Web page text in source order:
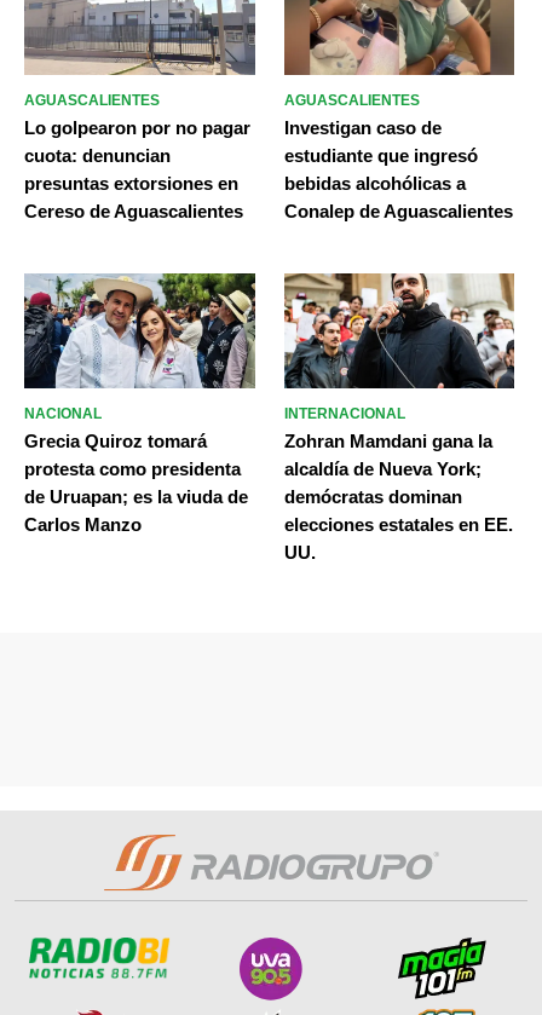
AGUASCALIENTES
Lo golpearon por no pagar
cuota: denuncian
presuntas extorsiones en
Cereso de Aguascalientes
AGUASCALIENTES
Investigan caso de
estudiante que ingresó
bebidas alcohólicas a
Conalep de Aguascalientes
NACIONAL
Grecia Quiroz tomará
protesta como presidenta
de Uruapan; es la viuda de
Carlos Manzo
INTERNACIONAL
Zohran Mamdani gana la
alcaldía de Nueva York;
demócratas dominan
elecciones estatales en EE.
UU.